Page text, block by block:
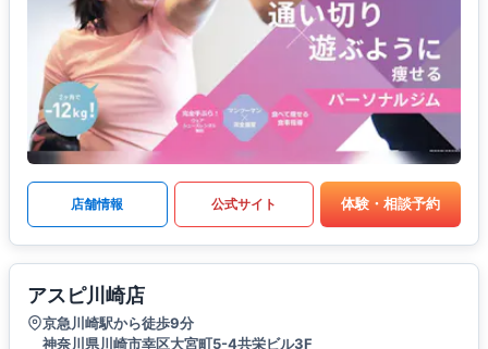
店舗情報 公式サイト 体験・相談予約
アスピ川崎店
京急川崎駅から徒歩9分
神奈川県川崎市幸区大宮町5-4共栄ビル3F